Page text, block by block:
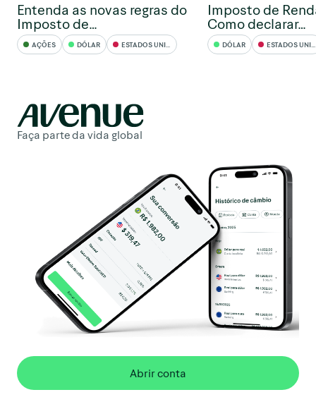
Entenda as novas regras do
Imposto de…
AÇÕES DÓLAR ESTADOS UNIDOS
Imposto de
Como declarar…
DÓLAR ESTADOS UNIDOS
Faça parte da vida global
Abrir conta